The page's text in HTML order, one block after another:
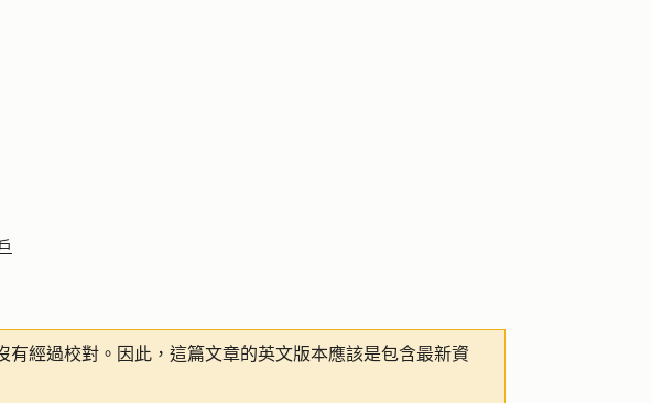
經過校對。因此，這篇文章的英文版本應該是包含最新資